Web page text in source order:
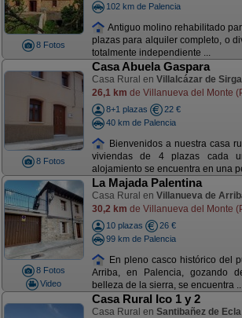
8 Fotos
102 km de Palencia
Antiguo molino rehabilitado
plazas para alquiler completo, o
totalmente independiente ...
8 Fotos
Casa Abuela Gaspara
Casa Rural en Villalcázar de Sirga
26,1 km de Villanueva del Monte
8+1 plazas
22 €
40 km de Palencia
Bienvenidos a nuestra casa
viviendas de 4 plazas cada
alojamiento se encuentra en una
8 Fotos
Video
La Majada Palentina
Casa Rural en Villanueva de
30,2 km de Villanueva del Monte
10 plazas
26 €
99 km de Palencia
En pleno casco histórico del
Arriba, en Palencia, gozando
belleza de la sierra, se encuentra
Casa Rural Ico 1 y 2
Casa Rural en Santibañez de Ecla